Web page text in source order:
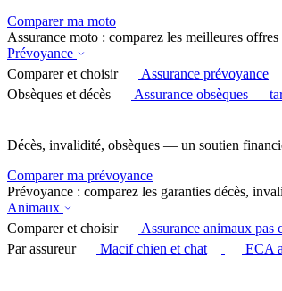
Comparer ma moto
Assurance moto : comparez les meilleures
Prévoyance
Comparer et choisir
Assurance prévoyance
Obsèques et décès
Assurance obsèques —
Décès, invalidité, obsèques — un soutien
Comparer ma prévoyance
Prévoyance : comparez les garanties décès,
Animaux
Comparer et choisir
Assurance animaux pas
Par assureur
Macif chien et chat ECA